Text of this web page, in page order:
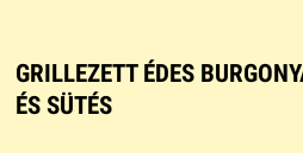
GRILLEZETT ÉDES
ÉS SÜTÉS